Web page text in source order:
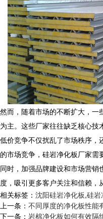
然而，随着市场的不断扩大，一
为主。这些厂家往往缺乏核心
低价竞争不仅扰乱了市场秩序，
的市场竞争，硅岩净化板厂家需
同时，加强品牌建设和市场营
度，吸引更多客户关注和信赖，
相关标签： 沈阳硅岩净化板,硅岩
上一条： 不同厚度的净化板性能
下一条： 岩棉净化板如何有效隔